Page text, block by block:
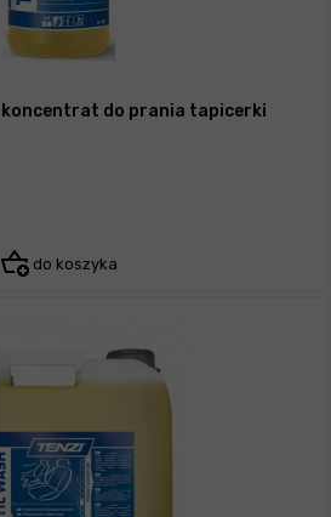
koncentrat do prania tapicerki
do koszyka